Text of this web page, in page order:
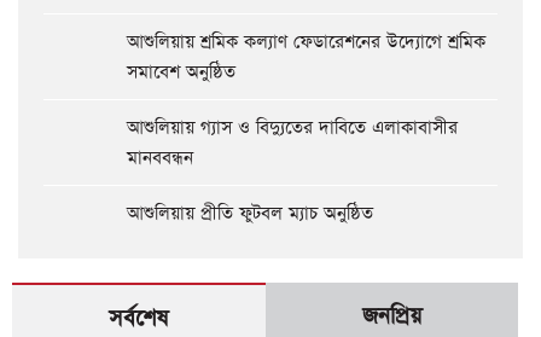
আশুলিয়ায় শ্রমিক কল্যাণ ফেডারেশনের উদ্যোগে শ্রমিক
সমাবেশ অনুষ্ঠিত
আশুলিয়ায় গ্যাস ও বিদ্যুতের দাবিতে এলাকাবাসীর
মানববন্ধন
আশুলিয়ায় প্রীতি ফুটবল ম্যাচ অনুষ্ঠিত
সর্বশেষ জনপ্রিয়